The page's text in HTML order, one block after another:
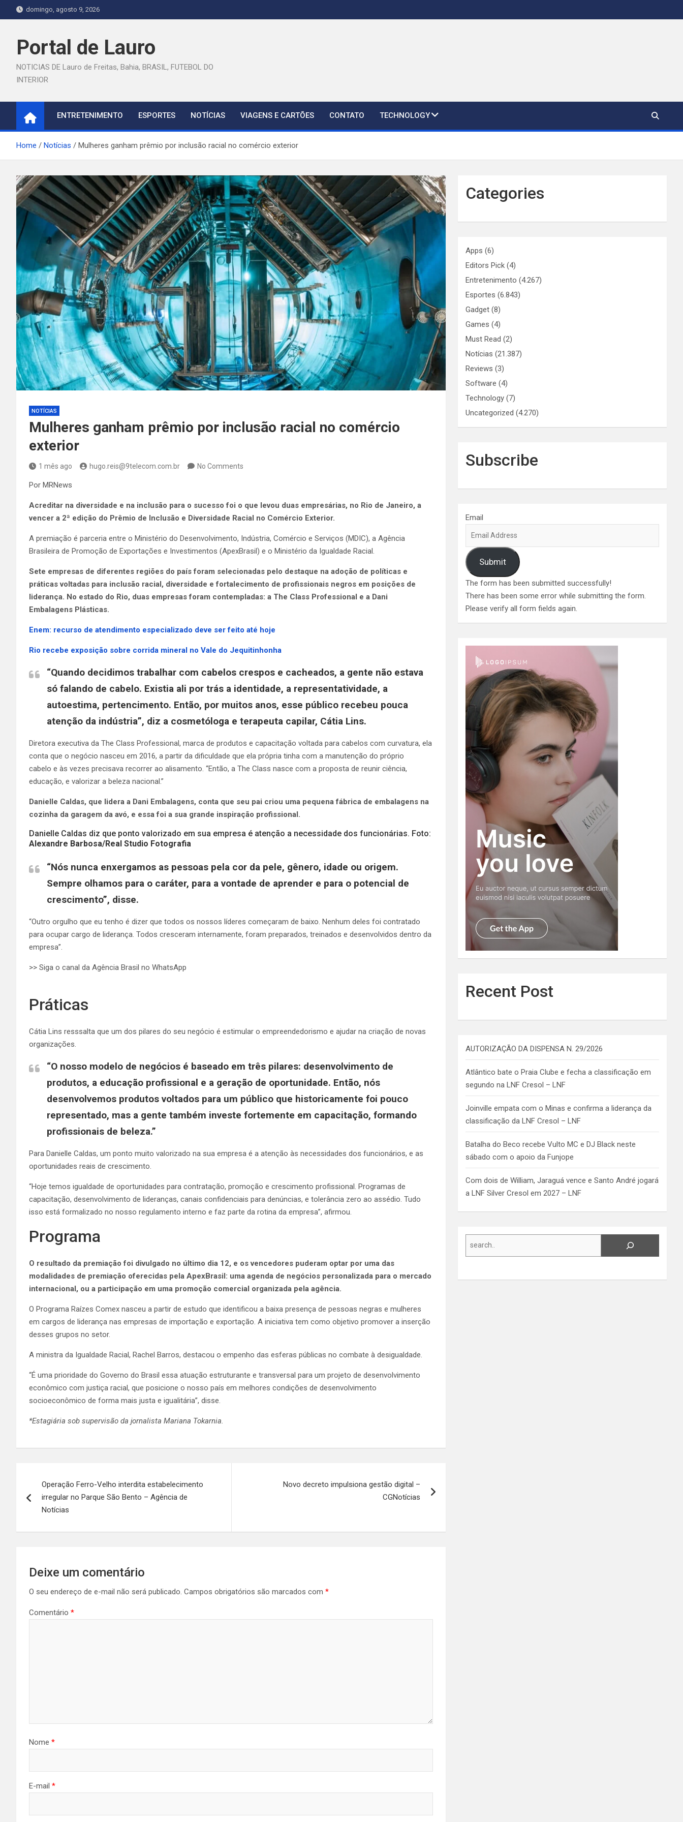
to
domingo, agosto 9, 2026
Portal de Lauro
NOTICIAS DE Lauro de Freitas, Bahia, BRASIL, FUTEBOL DO
INTERIOR
ENTRETENIMENTO ESPORTES NOTÍCIAS VIAGENS E CARTÕES CONTATO TECHNOLOGY
Home Notícias Mulheres ganham prêmio por inclusão racial no comércio exterior
NOTÍCIAS
Mulheres ganham prêmio por inclusão racial no comércio
exterior
1 mês ago hugo.reis@9telecom.com.br No Comments
Por MRNews
Acreditar na diversidade e na inclusão para o sucesso foi o que levou duas empresárias, no Rio de Janeiro, a
vencer a 2ª edição do Prêmio de Inclusão e Diversidade Racial no Comércio Exterior.
A premiação é parceria entre o Ministério do Desenvolvimento, Indústria, Comércio e Serviços (MDIC), a Agência
Brasileira de Promoção de Exportações e Investimentos (ApexBrasil) e o Ministério da Igualdade Racial.
Sete empresas de diferentes regiões do país foram selecionadas pelo destaque na adoção de políticas e
práticas voltadas para inclusão racial, diversidade e fortalecimento de profissionais negros em posições de
liderança. No estado do Rio, duas empresas foram contempladas: a The Class Professional e a Dani
Embalagens Plásticas.
Enem: recurso de atendimento especializado deve ser feito até hoje
Rio recebe exposição sobre corrida mineral no Vale do Jequitinhonha
“Quando decidimos trabalhar com cabelos crespos e cacheados, a gente não estava
só falando de cabelo. Existia ali por trás a identidade, a representatividade, a
autoestima, pertencimento. Então, por muitos anos, esse público recebeu pouca
atenção da indústria”, diz a cosmetóloga e terapeuta capilar, Cátia Lins.
Diretora executiva da The Class Professional, marca de produtos e capacitação voltada para cabelos com curvatura, ela
conta que o negócio nasceu em 2016, a partir da dificuldade que ela própria tinha com a manutenção do próprio
cabelo e às vezes precisava recorrer ao alisamento. “Então, a The Class nasce com a proposta de reunir ciência,
educação, e valorizar a beleza nacional.”
Danielle Caldas, que lidera a Dani Embalagens, conta que seu pai criou uma pequena fábrica de embalagens na
cozinha da garagem da avó, e essa foi a sua grande inspiração profissional.
Danielle Caldas diz que ponto valorizado em sua empresa é atenção a necessidade dos funcionárias. Foto:
Alexandre Barbosa/Real Studio Fotografia
“Nós nunca enxergamos as pessoas pela cor da pele, gênero, idade ou origem.
Sempre olhamos para o caráter, para a vontade de aprender e para o potencial de
crescimento”, disse.
“Outro orgulho que eu tenho é dizer que todos os nossos líderes começaram de baixo. Nenhum deles foi contratado
para ocupar cargo de liderança. Todos cresceram internamente, foram preparados, treinados e desenvolvidos dentro da
empresa”.
>> Siga o canal da Agência Brasil no WhatsApp
Práticas
Cátia Lins resssalta que um dos pilares do seu negócio é estimular o empreendedorismo e ajudar na criação de novas
organizações.
“O nosso modelo de negócios é baseado em três pilares: desenvolvimento de
produtos, a educação profissional e a geração de oportunidade. Então, nós
desenvolvemos produtos voltados para um público que historicamente foi pouco
representado, mas a gente também investe fortemente em capacitação, formando
profissionais de beleza.”
Para Danielle Caldas, um ponto muito valorizado na sua empresa é a atenção às necessidades dos funcionários, e as
oportunidades reais de crescimento.
“Hoje temos igualdade de oportunidades para contratação, promoção e crescimento profissional. Programas de
capacitação, desenvolvimento de lideranças, canais confidenciais para denúncias, e tolerância zero ao assédio. Tudo
isso está formalizado no nosso regulamento interno e faz parte da rotina da empresa”, afirmou.
Programa
O resultado da premiação foi divulgado no último dia 12, e os vencedores puderam optar por uma das
modalidades de premiação oferecidas pela ApexBrasil: uma agenda de negócios personalizada para o mercado
internacional, ou a participação em uma promoção comercial organizada pela agência.
O Programa Raízes Comex nasceu a partir de estudo que identificou a baixa presença de pessoas negras e mulheres
em cargos de liderança nas empresas de importação e exportação. A iniciativa tem como objetivo promover a inserção
desses grupos no setor.
A ministra da Igualdade Racial, Rachel Barros, destacou o empenho das esferas públicas no combate à desigualdade.
“É uma prioridade do Governo do Brasil essa atuação estruturante e transversal para um projeto de desenvolvimento
econômico com justiça racial, que posicione o nosso país em melhores condições de desenvolvimento
socioeconômico de forma mais justa e igualitária”, disse.
*Estagiária sob supervisão da jornalista Mariana Tokarnia.
de
Post
Operação Ferro-Velho interdita estabelecimento
irregular no Parque São Bento – Agência de
Notícias
Novo decreto impulsiona gestão digital –
CGNotícias
Deixe um comentário
O seu endereço de e-mail não será publicado. Campos obrigatórios são marcados com *
Comentário *
Nome *
E-mail *
Categories
Apps (6)
Editors Pick (4)
Entretenimento (4.267)
Esportes (6.843)
Gadget (8)
Games (4)
Must Read (2)
Notícias (21.387)
Reviews (3)
Software (4)
Technology (7)
Uncategorized (4.270)
Subscribe
Email
Submit
The form has been submitted successfully!
There has been some error while submitting the form.
Please verify all form fields again.
Recent Post
AUTORIZAÇÃO DA DISPENSA N. 29/2026
Atlântico bate o Praia Clube e fecha a classificação em
segundo na LNF Cresol – LNF
Joinville empata com o Minas e confirma a liderança da
classificação da LNF Cresol – LNF
Batalha do Beco recebe Vulto MC e DJ Black neste
sábado com o apoio da Funjope
Com dois de William, Jaraguá vence e Santo André jogará
a LNF Silver Cresol em 2027 – LNF
Search